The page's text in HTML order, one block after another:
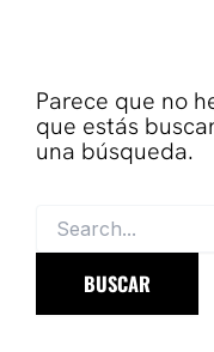
Parece que no
que estás
una búsqueda.